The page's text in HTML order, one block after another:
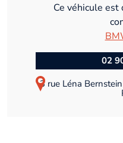
Ce véhicule
02
3 rue Léna